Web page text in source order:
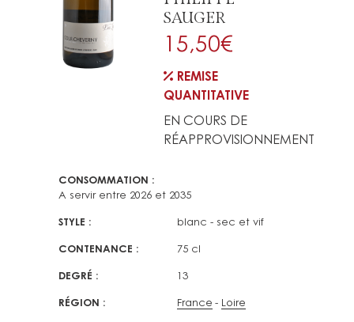
SAUGER
15,50€
REMISE
QUANTITATIVE
EN COURS DE
RÉAPPROVISIONNEMENT
CONSOMMATION
A servir entre 2026 et 2035
STYLE blanc - sec et vif
CONTENANCE 75 cl
DEGRÉ 13
RÉGION France Loire